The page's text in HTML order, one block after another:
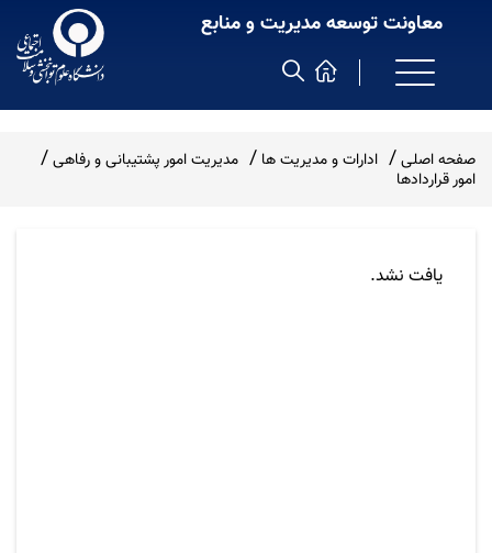
معاونت توسعه مدیریت و منابع
صفحه اصلی ادارات و مدیریت ها
مدیریت امور پشتیبانی و رفاهی
امور قراردادها
یافت نشد.